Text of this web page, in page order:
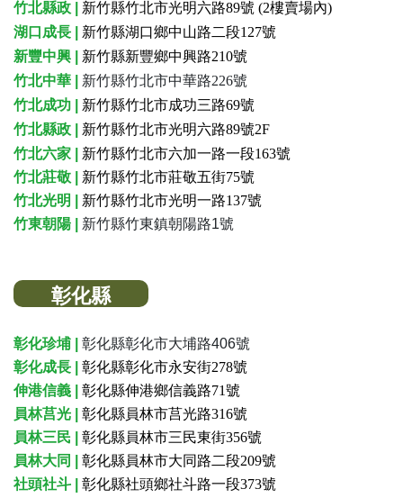
竹北縣政 | 新竹縣竹北市光明六路89號 (2樓賣場內)
湖口成長 | 新竹縣湖口鄉中山路二段127號
新豐中興 | 新竹縣新豐鄉中興路210號
竹北中華 | 新竹縣竹北市中華路226號
竹北成功 | 新竹縣竹北市成功三路69號
竹北縣政 | 新竹縣竹北市光明六路89號2F
竹北六家 | 新竹縣竹北市六加一路一段163號
竹北莊敬 | 新竹縣竹北市莊敬五街75號
竹北光明 | 新竹縣竹北市光明一路137號
竹東朝陽 | 新竹縣竹東鎮朝陽路1號
彰化縣
彰化珍埔 | 彰化縣彰化市大埔路406號
彰化成長 | 彰化縣彰化市永安街278號
伸港信義 | 彰化縣伸港鄉信義路71號
員林莒光 | 彰化縣員林市莒光路316號
員林三民 | 彰化縣員林市三民東街356號
員林大同 | 彰化縣員林市大同路二段209號
社頭社斗 | 彰化縣社頭鄉社斗路一段373號